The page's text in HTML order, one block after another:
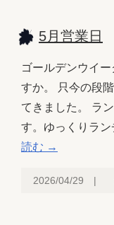
5月営業日
ゴールデンウイ
すか。 只今の段
てきました。 ラ
す。ゆっくりラ
読む →
2026/04/29 |